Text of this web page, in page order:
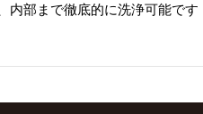
内部まで徹底的に洗浄可能です